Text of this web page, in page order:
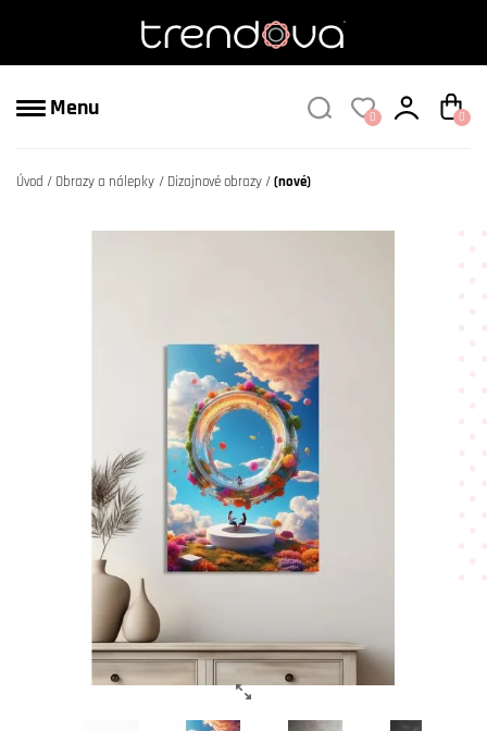
Menu 0 0
Úvod Obrazy a nálepky Dizajnové obrazy (nové)